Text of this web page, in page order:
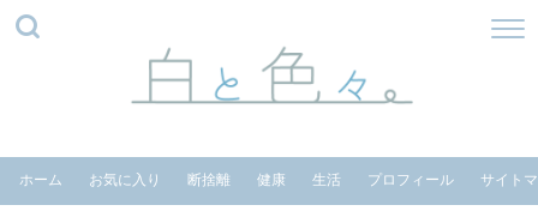
ホーム お気に入り 断捨離 健康 生活 プロフィール サイト